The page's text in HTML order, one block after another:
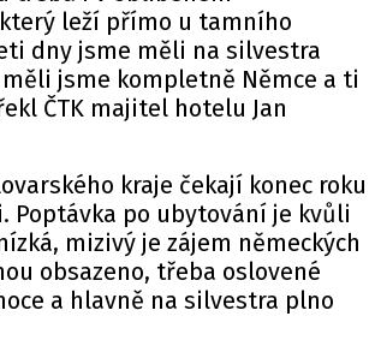
leží přímo u tamního
dny jsme měli na silvestra
jsme kompletně Němce a ti
ČTK majitel hotelu Jan
kraje čekají konec roku
Poptávka po ubytování je kvůli
mizivý je zájem německých
obsazeno, třeba oslovené
a hlavně na silvestra plno